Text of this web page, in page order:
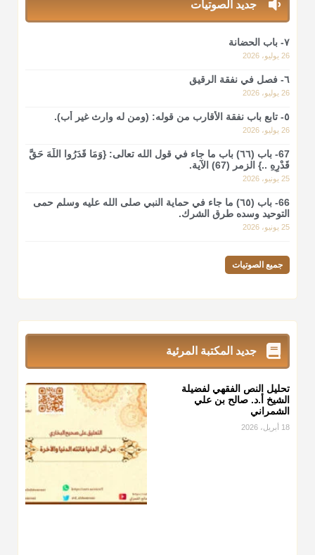
جديد الصوتيات
٧- باب الحضانة
26 يوليو، 2026
٦- فصل في نفقة الرقيق
26 يوليو، 2026
٥- تابع باب نفقة الأقارب من قوله: (ومن له وارث غير أب).
26 يوليو، 2026
67- باب (٦٦) باب ما جاء في قول الله تعالى: {وَمَا قَدَرُوا اللَّهَ حَقَّ
قَدْرِهِ ..} الزمر (67) الآية.
25 يونيو، 2026
66- باب (٦٥) ما جاء في حماية النبي صلى الله عليه وسلم حمى
التوحيد وسده طرق الشرك.
25 يونيو، 2026
جميع الصوتيات
جديد المكتبة المرئية
تحليل النص الفقهي لفضيلة
الشيخ أ.د. صالح بن علي
الشمراني
18 أبريل، 2026